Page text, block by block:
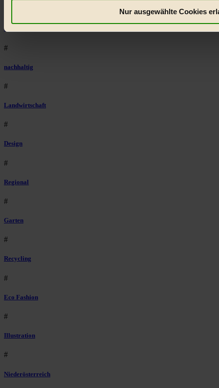
Nur ausgewählte Cookies
Essen
#
nachhaltig
#
Landwirtschaft
#
Design
#
Regional
#
Garten
#
Recycling
#
Eco Fashion
#
Illustration
#
Niederösterreich